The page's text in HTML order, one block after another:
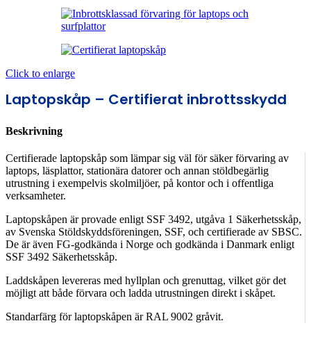
Click to enlarge
Laptopskåp – Certifierat inbrottsskydd
Beskrivning
Certifierade laptopskåp som lämpar sig väl för säker förvaring av
laptops, läsplattor, stationära datorer och annan stöldbegärlig
utrustning i exempelvis skolmiljöer, på kontor och i offentliga
verksamheter.
Laptopskåpen är provade enligt SSF 3492, utgåva 1 Säkerhetsskåp,
av Svenska Stöldskyddsföreningen, SSF, och certifierade av SBSC.
De är även FG-godkända i Norge och godkända i Danmark enligt
SSF 3492 Säkerhetsskåp.
Laddskåpen levereras med hyllplan och grenuttag, vilket gör det
möjligt att både förvara och ladda utrustningen direkt i skåpet.
Standarfärg för laptopskåpen är RAL 9002 gråvit.